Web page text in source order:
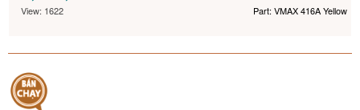
View: 1622 Part: VMAX 416A Yellow